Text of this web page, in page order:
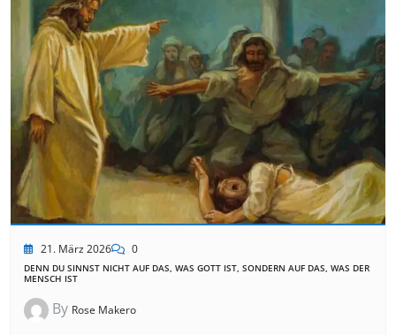
21. März 2026 0
DENN DU SINNST NICHT AUF DAS, WAS GOTT IST, SONDERN AUF DAS, WAS DER
MENSCH IST
By Rose Makero